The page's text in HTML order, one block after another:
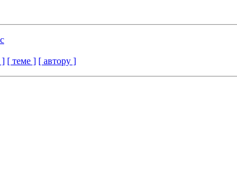
] [ теме ] [ автору ]